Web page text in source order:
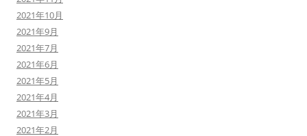
2021年10月
2021年9月
2021年7月
2021年6月
2021年5月
2021年4月
2021年3月
2021年2月